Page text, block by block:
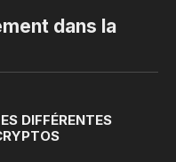
dans la
DIFFÉRENTES